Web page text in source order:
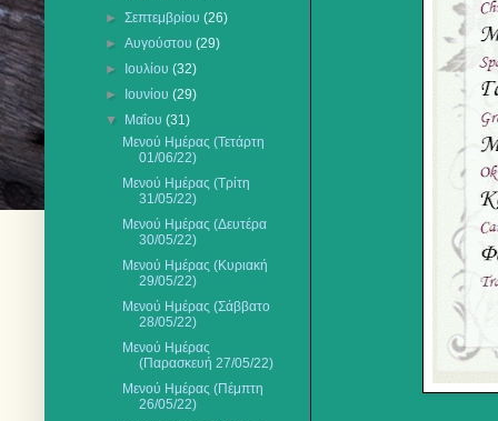
►Σεπτεμβρίου(26)
►Αυγούστου(29)
►
Ιουλίου(32)
►
Ιουνίου(29)
▼
Μαΐου(31)
Μενού Ημέρας (Τετάρτη
01/06/22)
Μενού Ημέρας (Τρίτη
31/05/22)
Μενού Ημέρας (Δευτέρα
30/05/22)
Μενού Ημέρας (Κυριακή
29/05/22)
Μενού Ημέρας (Σάββατο
28/05/22)
Μενού Ημέρας
(Παρασκευή 27/05/22)
Μενού Ημέρας (Πέμπτη
26/05/22)